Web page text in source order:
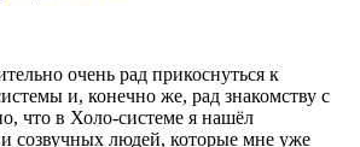
очень рад прикоснуться к
и, конечно же, рад знакомству с
что в Холо-системе я нашёл
созвучных людей, которые мне уже